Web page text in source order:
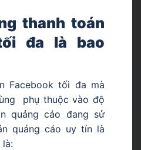
thanh toán
đa là bao
Facebook tối đa mà
phụ thuộc vào độ
quảng cáo đang sử
quảng cáo uy tín là
là: